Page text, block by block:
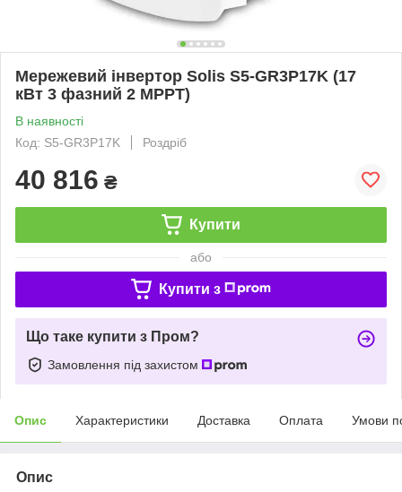
Мережевий інвертор Solis S5-GR3P17K (17
кВт 3 фазний 2 MPPT)
В наявності
Код: S5-GR3P17K
Роздріб
40 816 ₴
Купити
або
Купити з
Що таке купити з Пром?
Замовлення під захистом
Опис Характеристики Доставка Оплата Умови
Опис